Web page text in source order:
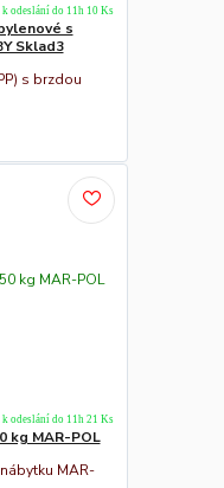
s
Sklad3
s brzdou
k odeslání do 11h 10 Ks
kg MAR-POL
MAR-
k odeslání do 11h 21 Ks